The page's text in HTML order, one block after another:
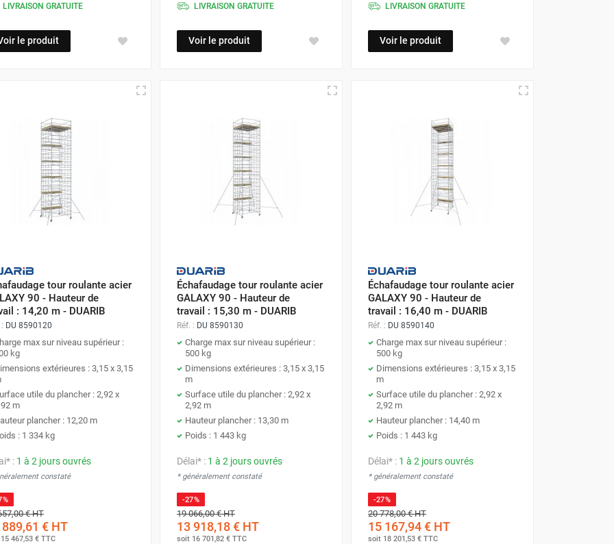
LIVRAISON GRATUITE
le produit
LIVRAISON GRATUITE
Voir le produit
LIVRAISON GRATUITE
Voir le produit
tour roulante acier
90 - Hauteur de
: 14,20 m - DUARIB
DU 8590120
max sur niveau supérieur :
kg
extérieures : 3,15 x 3,15
utile du plancher : 2,92 x
m
plancher : 12,20 m
: 1 334 kg
: 1 à 2 jours ouvrés
constaté
€HT
889,61 € HT
15 467,53 € TTC
Échafaudage tour roulante acier
GALAXY 90 - Hauteur de
travail : 15,30 m - DUARIB
Réf. : DU 8590130
Charge max sur niveau supérieur :
500 kg
Dimensions extérieures : 3,15 x 3,15
m
Surface utile du plancher : 2,92 x
2,92 m
Hauteur plancher : 13,30 m
Poids : 1 443 kg
Délai* : 1 à 2 jours ouvrés
* généralement constaté
-27%
19 066,00 €HT
13 918,18 €HT
soit 16 701,82 €TTC
Échafaudage tour roulante acier
GALAXY 90 - Hauteur de
travail : 16,40 m - DUARIB
Réf. : DU 8590140
Charge max sur niveau supérieur :
500 kg
Dimensions extérieures : 3,15 x 3,15
m
Surface utile du plancher : 2,92 x
2,92 m
Hauteur plancher : 14,40 m
Poids : 1 443 kg
Délai* : 1 à 2 jours ouvrés
* généralement constaté
-27%
20 778,00 €HT
15 167,94 €HT
soit 18 201,53 €TTC